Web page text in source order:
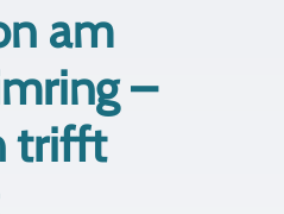
am
–
trifft